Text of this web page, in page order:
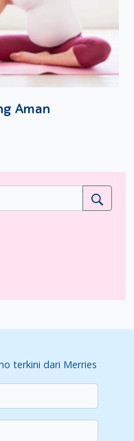
melakukan operasi
parut tersebut.
mengecil, sindrom
masalah lainnya, seperti
rahim, infeksi rahim, dan
jika Moms mengalami
minggu.
terkait kuret, penelitian
65% wanita yang telah
kali berturut-turut dan
bahkan sampai dia
Aman
terkini dari Merries